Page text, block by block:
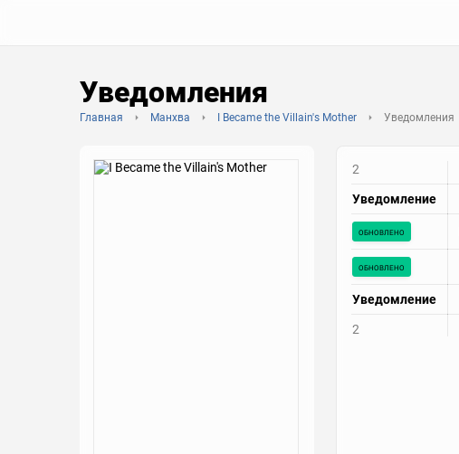
Уведомления
Главная Манхва I Became the Villain's Mother Уведомления
2
Уведомление
обновлено
обновлено
Уведомление
2